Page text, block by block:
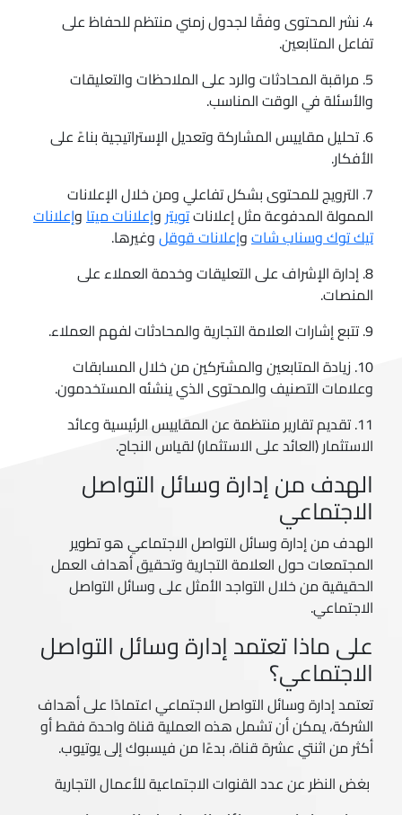
4. نشر المحتوى وفقًا لجدول زمني منتظم للحفاظ على
تفاعل المتابعين.
5. مراقبة المحادثات والرد على الملاحظات والتعليقات
والأسئلة في الوقت المناسب.
6. تحليل مقاييس المشاركة وتعديل الإستراتيجية بناءً على
الأفكار.
7. الترويج للمحتوى بشكل تفاعلي ومن خلال الإعلانات
الممولة المدفوعة مثل إعلاناتتويتر وإعلانات ميتاوإعلانات
تيك توك وسناب شاتوإعلانات قوقلوغيرها.
8. إدارة الإشراف على التعليقات وخدمة العملاء على
المنصات.
9. تتبع إشارات العلامة التجارية والمحادثات لفهم العملاء.
10. زيادة المتابعين والمشتركين من خلال المسابقات
وعلامات التصنيف والمحتوى الذي ينشئه المستخدمون.
11. تقديم تقارير منتظمة عن المقاييس الرئيسية وعائد
الاستثمار (العائد على الاستثمار) لقياس النجاح.
الهدف من إدارة وسائل التواصل
الاجتماعي
الهدف من إدارة وسائل التواصل الاجتماعي هو تطوير
المجتمعات حول العلامة التجارية وتحقيق أهداف العمل
الحقيقية من خلال التواجد الأمثل على وسائل التواصل
الاجتماعي.
على ماذا تعتمد إدارة وسائل التواصل
الاجتماعي؟
تعتمد إدارة وسائل التواصل الاجتماعي اعتمادًا على أهداف
الشركة، يمكن أن تشمل هذه العملية قناة واحدة فقط أو
أكثر من اثنتي عشرة قناة، بدءًا من فيسبوك إلى يوتيوب.
بغض النظر عن عدد القنوات الاجتماعية للأعمال التجارية